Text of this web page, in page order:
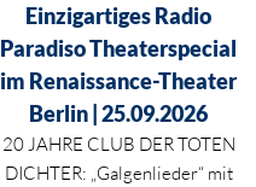
Aktueller Preis ist: 26,00 €.
Einzigartiges Radio
Paradiso Theaterspecial
im Renaissance-Theater
Berlin | 25.09.2026
20 JAHRE CLUB DER TOTEN
DICHTER: „Galgenlieder“ mit